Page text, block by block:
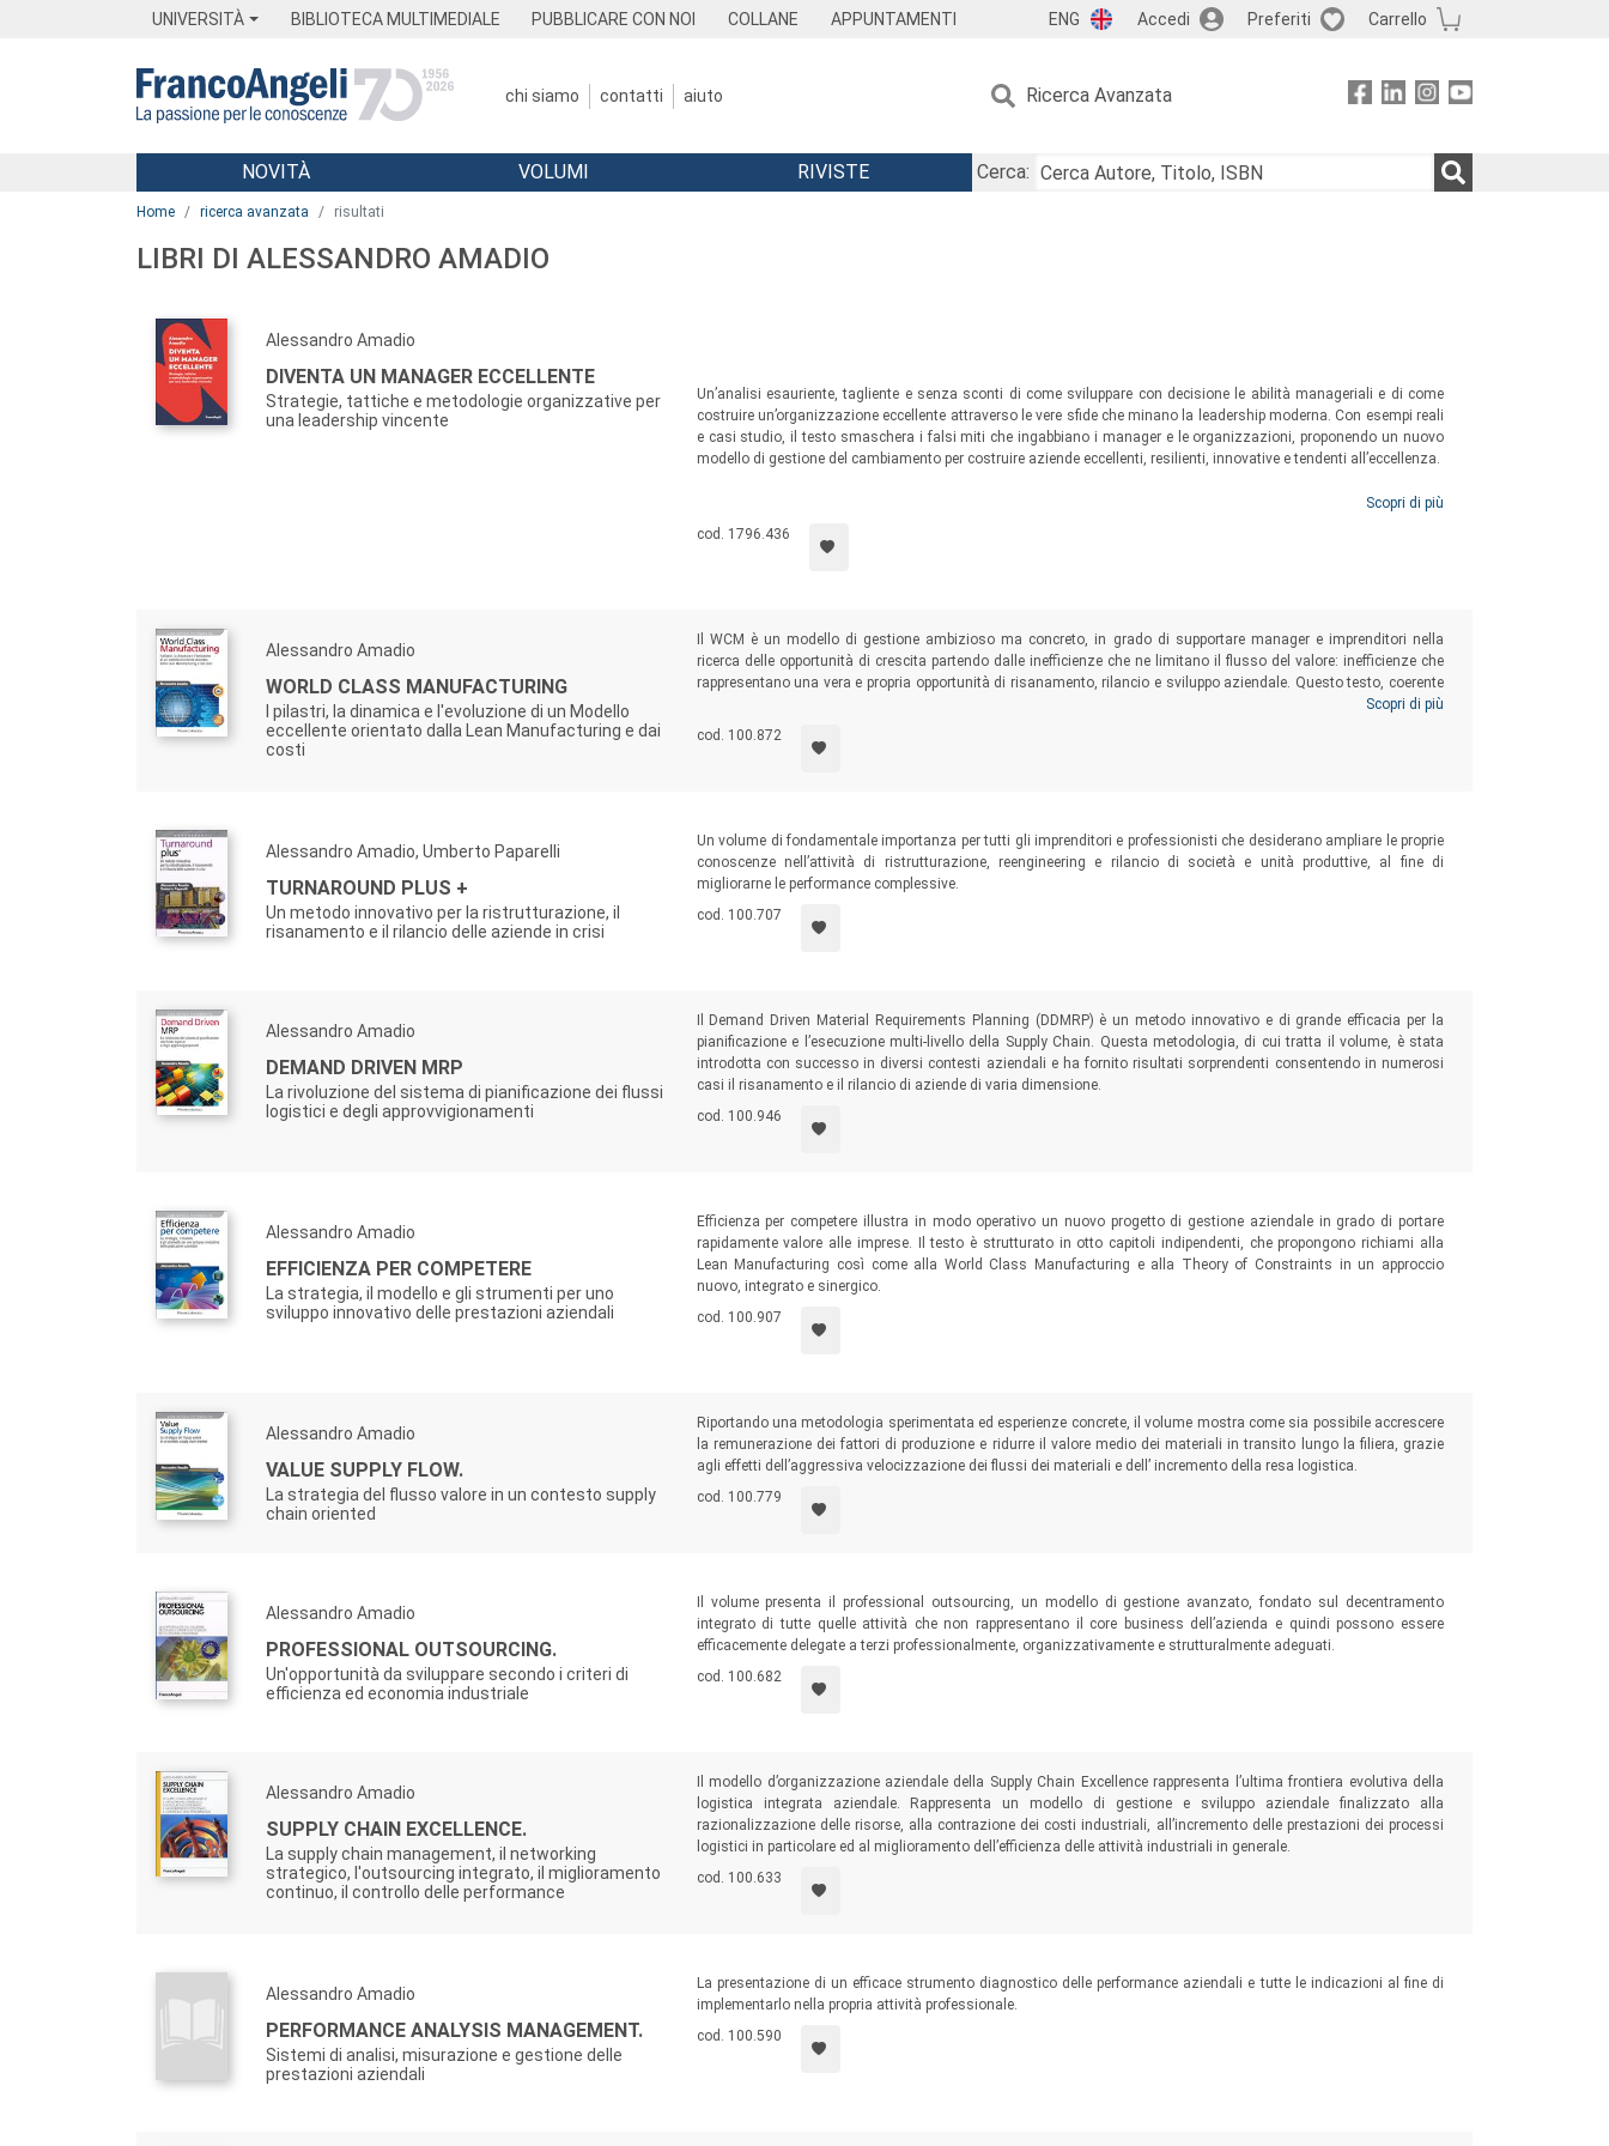
UNIVERSITÀ BIBLIOTECA MULTIMEDIALE PUBBLICARE CON NOI COLLANE APPUNTAMENTI ENG Accedi Preferiti Carrello
chi siamo contatti aiuto Ricerca Avanzata
Menu
NOVITÀ VOLUMI RIVISTE
Cerca:
Home ricerca avanzata risultati
LIBRI DI ALESSANDRO AMADIO
Alessandro Amadio
DIVENTA UN MANAGER ECCELLENTE
Strategie, tattiche e metodologie organizzative per
una leadership vincente
Un’analisi esauriente, tagliente e senza sconti di come sviluppare con decisione le abilità manageriali e di come
costruire un’organizzazione eccellente attraverso le vere sfide che minano la leadership moderna. Con esempi reali
e casi studio, il testo smaschera i falsi miti che ingabbiano i manager e le organizzazioni, proponendo un nuovo
modello di gestione del cambiamento per costruire aziende eccellenti, resilienti, innovative e tendenti all’eccellenza.
Scopri di più
cod. 1796.436
Alessandro Amadio
WORLD CLASS MANUFACTURING
I pilastri, la dinamica e l'evoluzione di un Modello
eccellente orientato dalla Lean Manufacturing e dai
costi
Il WCM è un modello di gestione ambizioso ma concreto, in grado di supportare manager e imprenditori nella
ricerca delle opportunità di crescita partendo dalle inefficienze che ne limitano il flusso del valore: inefficienze che
rappresentano una vera e propria opportunità di risanamento, rilancio e sviluppo aziendale. Questo testo, coerente
con le linee guida del suo ideatore, Richard J. Schonberger, sviluppa con un approccio analitico e metodologico le
modalità concrete di implementazione di un progetto aziendale World Class.
Scopri di più
cod. 100.872
Alessandro Amadio, Umberto Paparelli
TURNAROUND PLUS +
Un metodo innovativo per la ristrutturazione, il
risanamento e il rilancio delle aziende in crisi
Un volume di fondamentale importanza per tutti gli imprenditori e professionisti che desiderano ampliare le proprie
conoscenze nell’attività di ristrutturazione, reengineering e rilancio di società e unità produttive, al fine di
migliorarne le performance complessive.
cod. 100.707
Alessandro Amadio
DEMAND DRIVEN MRP
La rivoluzione del sistema di pianificazione dei flussi
logistici e degli approvvigionamenti
Il Demand Driven Material Requirements Planning (DDMRP) è un metodo innovativo e di grande efficacia per la
pianificazione e l’esecuzione multi-livello della Supply Chain. Questa metodologia, di cui tratta il volume, è stata
introdotta con successo in diversi contesti aziendali e ha fornito risultati sorprendenti consentendo in numerosi
casi il risanamento e il rilancio di aziende di varia dimensione.
cod. 100.946
Alessandro Amadio
EFFICIENZA PER COMPETERE
La strategia, il modello e gli strumenti per uno
sviluppo innovativo delle prestazioni aziendali
Efficienza per competere illustra in modo operativo un nuovo progetto di gestione aziendale in grado di portare
rapidamente valore alle imprese. Il testo è strutturato in otto capitoli indipendenti, che propongono richiami alla
Lean Manufacturing così come alla World Class Manufacturing e alla Theory of Constraints in un approccio
nuovo, integrato e sinergico.
cod. 100.907
Alessandro Amadio
VALUE SUPPLY FLOW.
La strategia del flusso valore in un contesto supply
chain oriented
Riportando una metodologia sperimentata ed esperienze concrete, il volume mostra come sia possibile accrescere
la remunerazione dei fattori di produzione e ridurre il valore medio dei materiali in transito lungo la filiera, grazie
agli effetti dell’aggressiva velocizzazione dei flussi dei materiali e dell’ incremento della resa logistica.
cod. 100.779
Alessandro Amadio
PROFESSIONAL OUTSOURCING.
Un'opportunità da sviluppare secondo i criteri di
efficienza ed economia industriale
Il volume presenta il professional outsourcing, un modello di gestione avanzato, fondato sul decentramento
integrato di tutte quelle attività che non rappresentano il core business dell’azienda e quindi possono essere
efficacemente delegate a terzi professionalmente, organizzativamente e strutturalmente adeguati.
cod. 100.682
Alessandro Amadio
SUPPLY CHAIN EXCELLENCE.
La supply chain management, il networking
strategico, l'outsourcing integrato, il miglioramento
continuo, il controllo delle performance
Il modello d’organizzazione aziendale della Supply Chain Excellence rappresenta l’ultima frontiera evolutiva della
logistica integrata aziendale. Rappresenta un modello di gestione e sviluppo aziendale finalizzato alla
razionalizzazione delle risorse, alla contrazione dei costi industriali, all’incremento delle prestazioni dei processi
logistici in particolare ed al miglioramento dell’efficienza delle attività industriali in generale.
cod. 100.633
Alessandro Amadio
PERFORMANCE ANALYSIS MANAGEMENT.
Sistemi di analisi, misurazione e gestione delle
prestazioni aziendali
La presentazione di un efficace strumento diagnostico delle performance aziendali e tutte le indicazioni al fine di
implementarlo nella propria attività professionale.
cod. 100.590